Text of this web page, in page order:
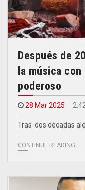
Después de
la música
poderoso
28 Mar 2025
Tras dos décadas
CONTINUE READING